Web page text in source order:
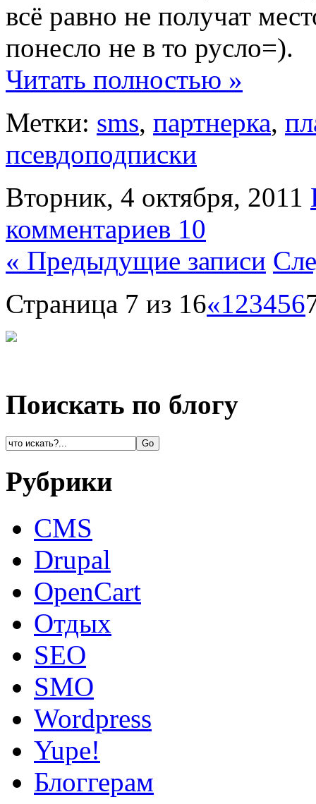
всё равно не получат
понесло не в то русло=).
Читать полностью »
Метки: sms, партнерка,
псевдоподписки
Вторник, 4 октября, 2011
комментариев 10
« Предыдущие записи
Страница 7 из 16«123456
Поискать по блогу
Рубрики
CMS
Drupal
OpenCart
Oтдых
SEO
SMO
Wordpress
Yupe!
Блоггерам